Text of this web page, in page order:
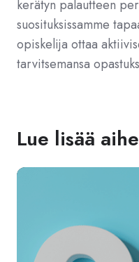
kerätyn palautteen
suosituksissamme
opiskelija ottaa
tarvitsemansa
Lue lisää